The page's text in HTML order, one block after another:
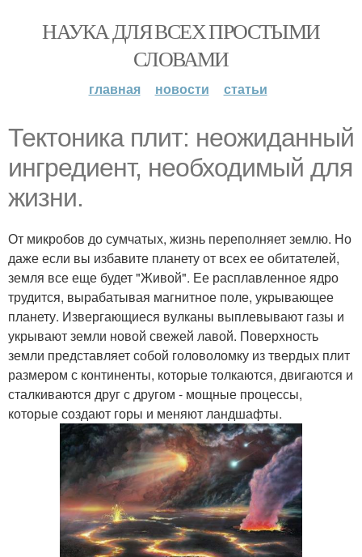
НАУКА ДЛЯ ВСЕХ ПРОСТЫМИ
СЛОВАМИ
главная новости статьи
Тектоника плит: неожиданный
ингредиент, необходимый для
жизни.
От микробов до сумчатых, жизнь переполняет землю. Но
даже если вы избавите планету от всех ее обитателей,
земля все еще будет "Живой". Ее расплавленное ядро
трудится, вырабатывая магнитное поле, укрывающее
планету. Извергающиеся вулканы выплевывают газы и
укрывают земли новой свежей лавой. Поверхность
земли представляет собой головоломку из твердых плит
размером с континенты, которые толкаются, двигаются и
сталкиваются друг с другом - мощные процессы,
которые создают горы и меняют ландшафты.